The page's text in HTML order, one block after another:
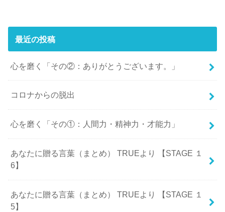
最近の投稿
心を磨く「その②：ありがとうございます。」
コロナからの脱出
心を磨く「その①：人間力・精神力・才能力」
あなたに贈る言葉（まとめ） TRUEより 【STAGE １
6】
あなたに贈る言葉（まとめ） TRUEより 【STAGE １
5】